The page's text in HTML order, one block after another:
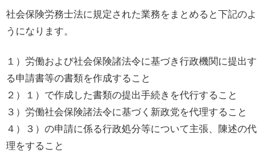
社会保険労務士法に規定された業務をまとめると下記のよ
うになります。
１）労働および社会保険諸法令に基づき行政機関に提出す
る申請書等の書類を作成すること
２）１）で作成した書類の提出手続きを代行すること
３）労働社会保険諸法令に基づく新政党を代理すること
４）３）の申請に係る行政処分等について主張、陳述の代
理をすること